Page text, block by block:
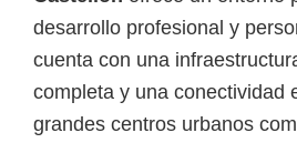
desarrollo profesional y
cuenta con una
completa y una conectividad
grandes centros urbanos